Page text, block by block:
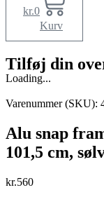
kr.0
Kurv
Tilføj din
Loading...
Varenummer (SKU):
Alu snap
101,5 cm,
kr.560